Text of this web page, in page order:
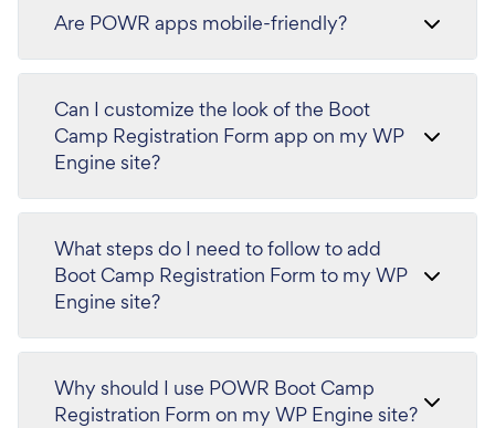
Are POWR apps mobile-friendly?
Can I customize the look of the Boot
Camp Registration Form app on my WP
Engine site?
What steps do I need to follow to add
Boot Camp Registration Form to my WP
Engine site?
Why should I use POWR Boot Camp
Registration Form on my WP Engine site?